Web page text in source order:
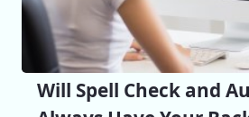
Will Spell Check and